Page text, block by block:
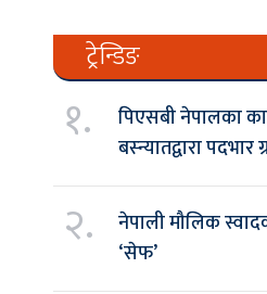
ट्रेन्डिङ
१.
पिएसबी नेपालका
बस्न्यातद्वारा पदभार
२.
नेपाली मौलिक
‘सेफ’